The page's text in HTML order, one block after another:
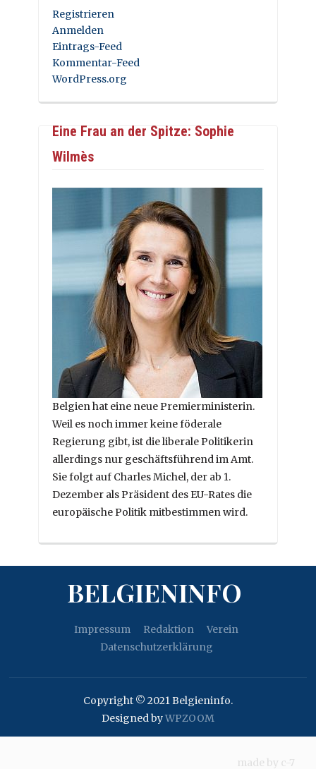
Registrieren
Anmelden
Eintrags-Feed
Kommentar-Feed
WordPress.org
Eine Frau an der Spitze: Sophie
Wilmès
Belgien hat eine neue Premierministerin.
Weil es noch immer keine föderale
Regierung gibt, ist die liberale Politikerin
allerdings nur geschäftsführend im Amt.
Sie folgt auf Charles Michel, der ab 1.
Dezember als Präsident des EU-Rates die
europäische Politik mitbestimmen wird.
BELGIENINFO
Impressum Redaktion
Verein
Datenschutzerklärung
Copyright © 2021 Belgieninfo.
Designed byWPZOOM
made by c-7